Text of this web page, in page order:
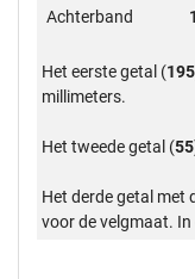
Achterband
Het eerste getal (195
millimeters.
Het tweede getal (55
Het derde getal met
voor de velgmaat.